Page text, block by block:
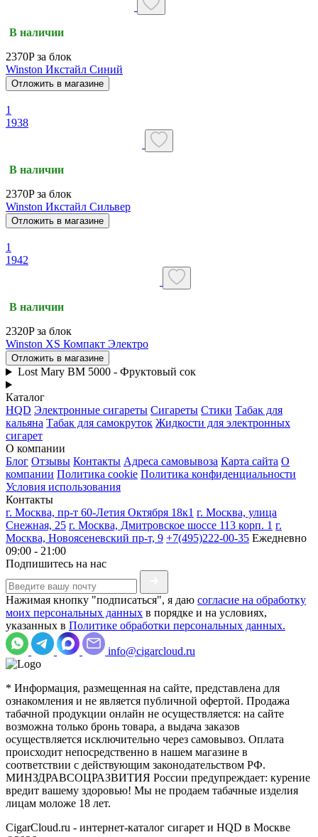
В наличии
2370P за блок
Winston Икстайл Синий
Отложить в магазине
1
1938
В наличии
2370P за блок
Winston Икстайл Сильвер
Отложить в магазине
1
1942
В наличии
2320P за блок
Winston XS Компакт Электро
Отложить в магазине
Lost Mary BM 5000 - Фруктовый сок
Каталог
HQD Электронные сигареты Сигареты Стики Табак для
кальяна Табак для самокруток Жидкости для электронных
сигарет
О компании
Блог Отзывы Контакты Адреса самовывоза Карта сайта О
компании Политика cookie Политика конфиденциальности
Условия использования
Контакты
г. Москва, пр-т 60-Летия Октября 18к1 г. Москва, улица
Снежная, 25 г. Москва, Дмитровское шоссе 113 корп. 1 г.
Москва, Новоясеневский пр-т, 9 +7(495)222-00-35 Ежедневно
09:00 - 21:00
Подпишитесь на нас
Нажимая кнопку "подписаться", я даю согласие на обработку
моих персональных данных в порядке и на условиях,
указанных в Политике обработки персональных данных.
info@cigarcloud.ru
* Информация, размещенная на сайте, представлена для
ознакомления и не является публичной офертой. Продажа
табачной продукции онлайн не осуществляется: на сайте
возможна только бронь товара, а выдача заказов
осуществляется исключительно через самовывоз. Оплата
происходит непосредственно в нашем магазине в
соответствии с действующим законодательством РФ.
МИНЗДРАВСОЦРАЗВИТИЯ России предупреждает: курение
вредит вашему здоровью! Мы не продаем табачные изделия
лицам моложе 18 лет.
CigarCloud.ru - интернет-каталог сигарет и HQD в Москве